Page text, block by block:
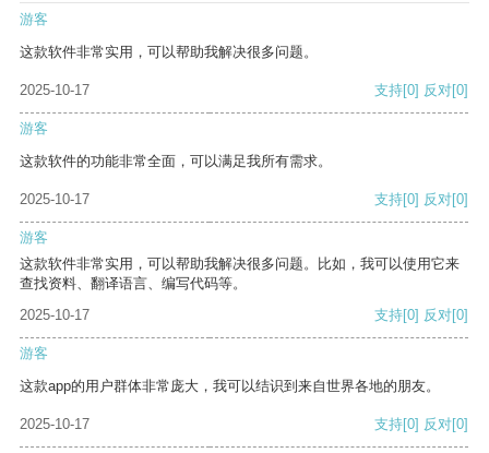
游客
这款软件非常实用，可以帮助我解决很多问题。
2025-10-17 支持[0] 反对[0]
游客
这款软件的功能非常全面，可以满足我所有需求。
2025-10-17 支持[0] 反对[0]
游客
这款软件非常实用，可以帮助我解决很多问题。比如，我可以使用它来
查找资料、翻译语言、编写代码等。
2025-10-17
支持[0] 反对[0]
游客
这款app的用户群体非常庞大，我可以结识到来自世界各地的朋友。
2025-10-17 支持[0] 反对[0]